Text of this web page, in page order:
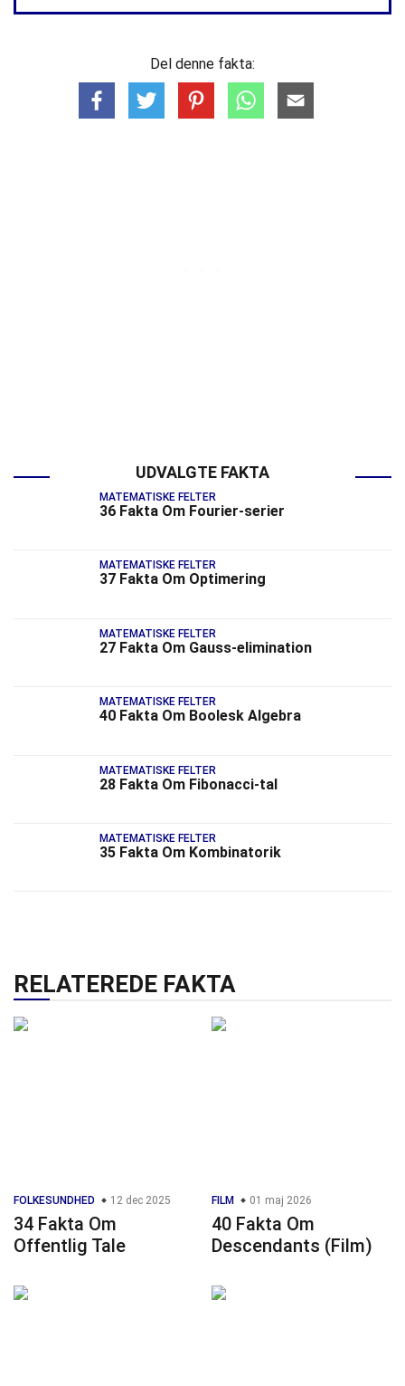
Del denne fakta:
UDVALGTE FAKTA
MATEMATISKE FELTER
36 Fakta Om Fourier-serier
MATEMATISKE FELTER
37 Fakta Om Optimering
MATEMATISKE FELTER
27 Fakta Om Gauss-elimination
MATEMATISKE FELTER
40 Fakta Om Boolesk Algebra
MATEMATISKE FELTER
28 Fakta Om Fibonacci-tal
MATEMATISKE FELTER
35 Fakta Om Kombinatorik
RELATEREDE FAKTA
FOLKESUNDHED 12 dec 2025
34 Fakta Om
Offentlig Tale
FILM 01 maj 2026
40 Fakta Om
Descendants (Film)